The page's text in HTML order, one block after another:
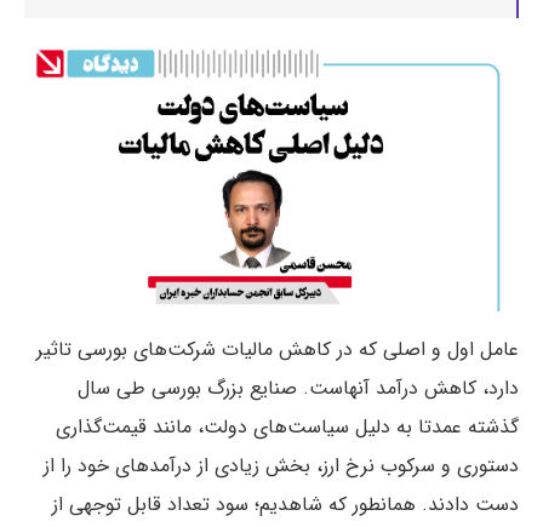
عامل اول و اصلی که در کاهش مالیات شرکت‌های بورسی تاثیر
دارد، کاهش درآمد آنهاست. صنایع بزرگ بورسی طی سال
گذشته عمدتا به دلیل سیاست‌های دولت، مانند قیمت‌گذاری
‌دستوری و سرکوب نرخ ارز، بخش زیادی از درآمدهای خود را از
دست دادند. همانطور که شاهدیم؛ سود تعداد قابل توجهی از